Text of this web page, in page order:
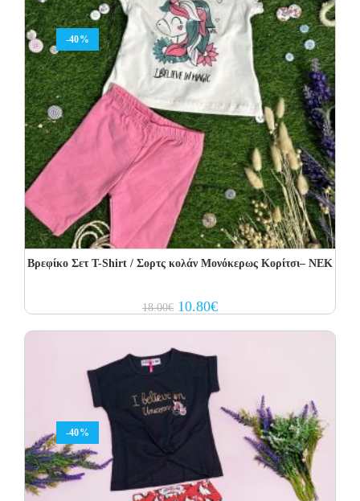
-40%
Βρεφίκο Σετ T-Shirt / Σορτς κολάν Μονόκερως Κορίτσι– NEK
18.00€ Original
price
10.80€Current
price
-40%